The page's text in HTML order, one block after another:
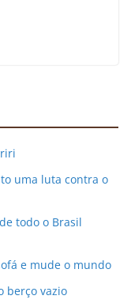
uma luta contra o
todo o Brasil
e mude o mundo
berço vazio